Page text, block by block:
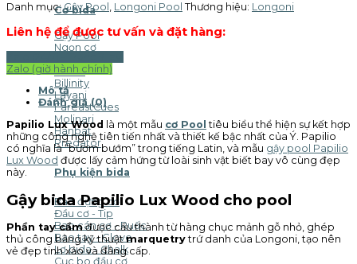
Cơ bida
Gậy Pool
Ngọn cơ
Adam
Billinity
Layani
FareastCues
Molinari
Hanbat
Predator
Phụ kiện bida
Bao đựng cơ
Đầu cơ - Tip
Bao cán cơ - Ruốc
Bao tay - Glove
Lơ bida - Chalk
Cục bo đầu cơ
Danh mục:Gậy Pool , Longoni Pool Thương hiệu: Longoni
Liên hệ để được tư vấn và đặt hàng:
Zalo (giờ hành chính)
Mô tả
Đánh giá (0)
Papilio Lux Wood
là một mẫu cơ Pool tiêu biểu thể hiện sự kết hợp
những công nghệ tiên tiến nhất và thiết kế bậc nhất của Ý. Papilio
có nghĩa là “bươm bướm” trong tiếng Latin, và mẫu gậy pool Papilio
Lux Wood được lấy cảm hứng từ loài sinh vật biết bay vô cùng đẹp
này.
Gậy bida Papilio Lux Wood cho pool
Phần tay cầmđược cấu thành từ hàng chục mảnh gỗ nhỏ, ghép
thủ công bằng kỹ thuậtmarquetrytrứ danh của Longoni, tạo nên
vẻ đẹp tinh xảo và đẳng cấp.